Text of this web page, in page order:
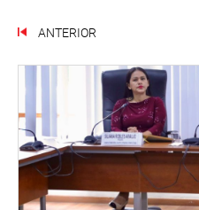
ANTERIOR